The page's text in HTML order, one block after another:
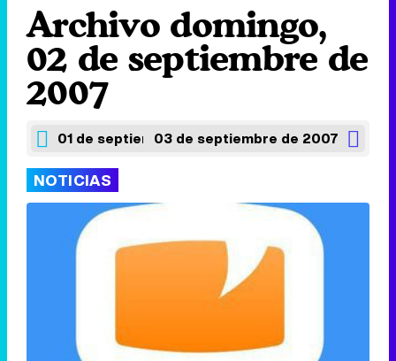
Archivo domingo,
02 de septiembre de
2007
01 de septiembre de 200703 de septiembre de 2007
NOTICIAS